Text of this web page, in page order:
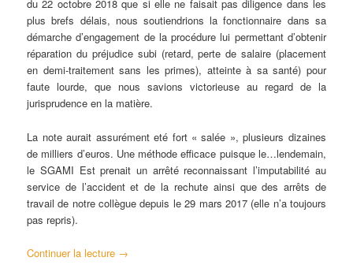
du 22 octobre 2018 que si elle ne faisait pas diligence dans les
plus brefs délais, nous soutiendrions la fonctionnaire dans sa
démarche d’engagement de la procédure lui permettant d’obtenir
réparation du préjudice subi (retard, perte de salaire (placement
en demi-traitement sans les primes), atteinte à sa santé) pour
faute lourde, que nous savions victorieuse au regard de la
jurisprudence en la matière.
La note aurait assurément eté fort « salée », plusieurs dizaines
de milliers d’euros. Une méthode efficace puisque le…lendemain,
le SGAMI Est prenait un arrêté reconnaissant l’imputabilité au
service de l’accident et de la rechute ainsi que des arrêts de
travail de notre collègue depuis le 29 mars 2017 (elle n’a toujours
pas repris).
Continuer la lecture →